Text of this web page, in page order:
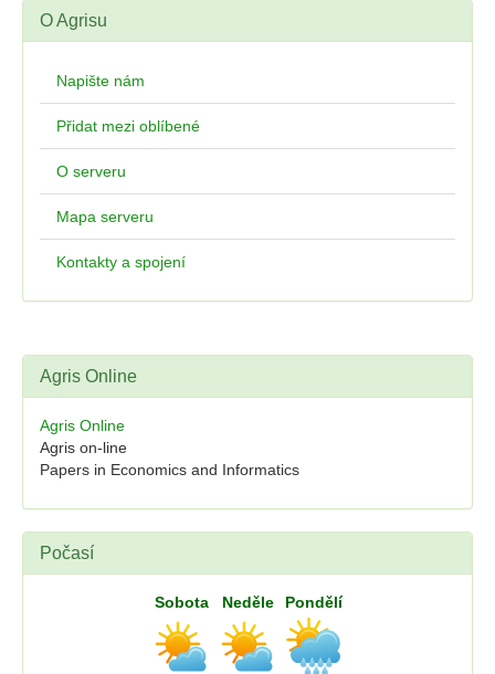
O Agrisu
Napište nám
Přidat mezi oblíbené
O serveru
Mapa serveru
Kontakty a spojení
Agris Online
Agris Online
Agris on-line
Papers in Economics and Informatics
Počasí
Sobota Neděle Pondělí